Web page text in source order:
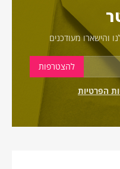
והישארו מעודכנים
הפרטיות